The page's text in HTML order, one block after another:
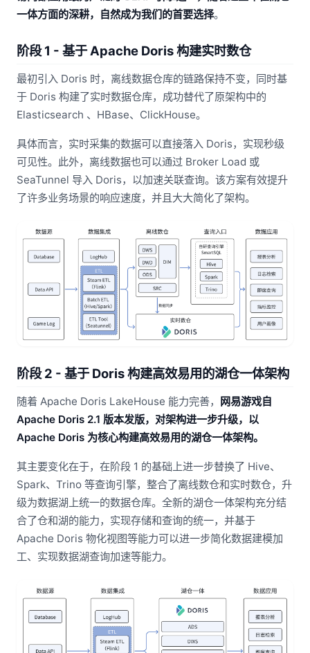
一体方面的深耕，自然成为我们的首要选择。
阶段 1 - 基于 Apache Doris 构建实时数仓
最初引入 Doris 时，离线数据仓库的链路保持不变，同时基
于 Doris 构建了实时数据仓库，成功替代了原架构中的
Elasticsearch 、HBase、ClickHouse。
具体而言，实时采集的数据可以直接落入 Doris，实现秒级
可见性。此外，离线数据也可以通过 Broker Load 或
SeaTunnel 导入 Doris，以加速关联查询。该方案有效提升
了许多业务场景的响应速度，并且大大简化了架构。
阶段 2 - 基于 Doris 构建高效易用的湖仓一体架构
随着 Apache Doris LakeHouse 能力完善， 网易游戏自
Apache Doris 2.1 版本发版，对架构进一步升级，以
Apache Doris 为核心构建高效易用的湖仓一体架构。
其主要变化在于，在阶段 1 的基础上进一步替换了 Hive、
Spark、Trino 等查询引擎，整合了离线数仓和实时数仓，升
级为数据湖上统一的数据仓库。全新的湖仓一体架构充分结
合了仓和湖的能力，实现存储和查询的统一，并基于
Apache Doris 物化视图等能力可以进一步简化数据建模加
工、实现数据湖查询加速等能力。